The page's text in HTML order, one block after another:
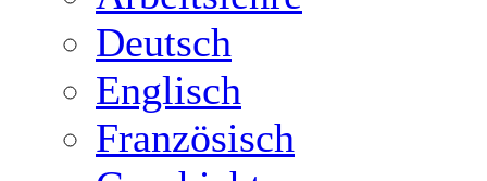
Deutsch
Englisch
Französisch